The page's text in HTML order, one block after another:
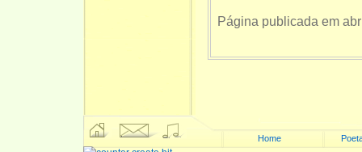
Página publicada em
Home